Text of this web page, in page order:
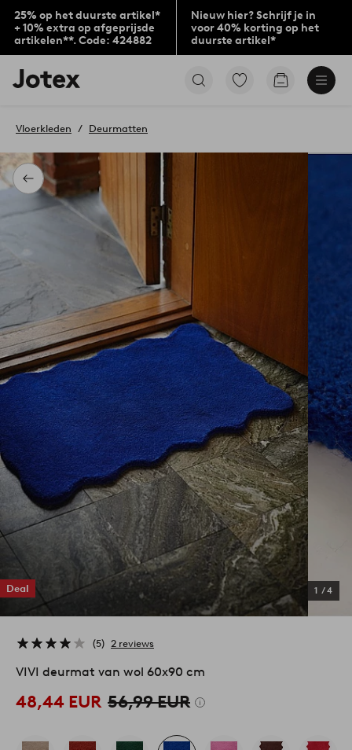
25% op het duurste artikel*
+ 10% extra op afgeprijsde
artikelen**. Code: 424882
Nieuw hier? Schrijf je in
voor 40% korting op het
duurste artikel*
Jotex
logo
to
home
page
Ga
Go
Terug
Vloerkleden Deurmatten
Deal 1 /4
5 2 reviews
VIVI deurmat van wol 60x90 cm
48,44 EUR 56,99 EUR